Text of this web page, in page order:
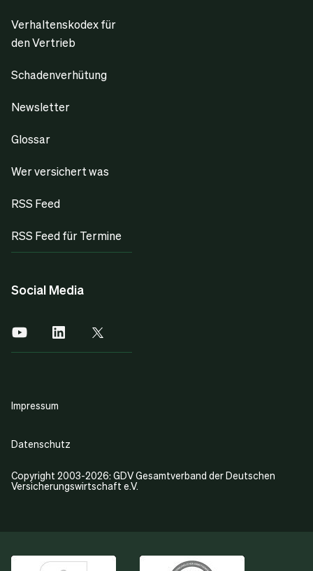
Verhaltenskodex für
den Vertrieb
Schadenverhütung
Newsletter
Glossar
Wer versichert was
RSS Feed
RSS Feed für Termine
Social Media
Copyright 2003-2026: GDV Gesamtverband der Deutschen
Versicherungswirtschaft e.V.
Impressum
Datenschutz